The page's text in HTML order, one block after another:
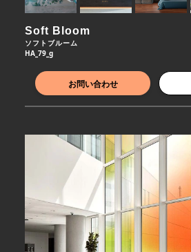
Soft Bloom
ソフトブルーム
HA_79_g
お問い合わせ